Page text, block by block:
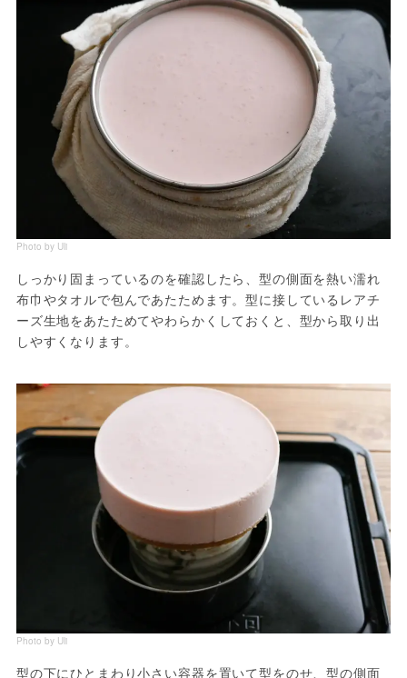
Photo by Uli
しっかり固まっているのを確認したら、型の側面を熱い濡れ
布巾やタオルで包んであたためます。型に接しているレアチ
ーズ生地をあたためてやわらかくしておくと、型から取り出
しやすくなります。
Photo by Uli
型の下にひとまわり小さい容器を置いて型をのせ、型の側面